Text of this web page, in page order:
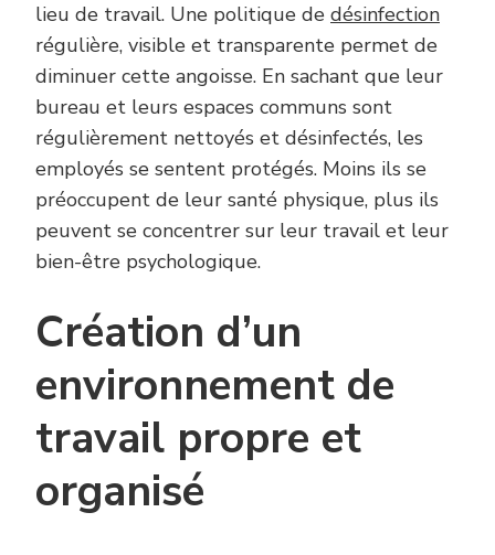
lieu de travail. Une politique de désinfection
régulière, visible et transparente permet de
diminuer cette angoisse. En sachant que leur
bureau et leurs espaces communs sont
régulièrement nettoyés et désinfectés, les
employés se sentent protégés. Moins ils se
préoccupent de leur santé physique, plus ils
peuvent se concentrer sur leur travail et leur
bien-être psychologique.
Création d’un
environnement de
travail propre et
organisé